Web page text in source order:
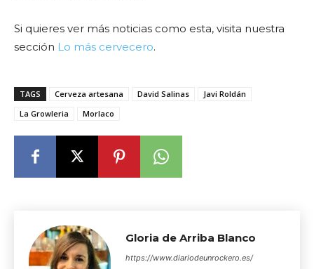
Si quieres ver más noticias como esta, visita nuestra
sección Lo más cervecero.
TAGS Cerveza artesana David Salinas
Javi Roldán
La Growleria
Morlaco
Gloria de Arriba Blanco
https://www.diariodeunrockero.es/